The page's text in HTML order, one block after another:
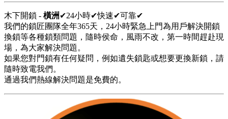
木下開鎖 - 橫洲 ✔24小時✔快速✔可靠✔
我們的鎖匠團隊全年365天，24小時緊急上門為用戶解決開鎖
換鎖等各種鎖類問題，隨時侯命，風雨不改，第一時間趕赴現
場，為大家解決問題。
如果您對門鎖有任何疑問，例如遺失鎖匙或想要更換新鎖，請
隨時致電我們。
通過我們熱線解決問題是免費的。